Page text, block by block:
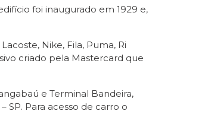
foi inaugurado em 1929 e,
Nike, Fila, Puma, Ri
criado pela Mastercard que
e Terminal Bandeira,
Para acesso de carro o